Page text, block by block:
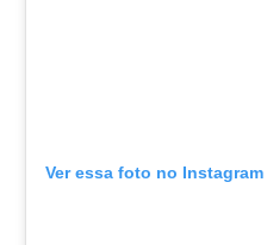
Ver essa foto no Instagram